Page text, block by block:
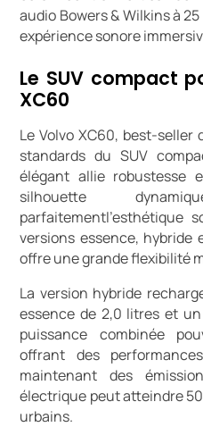
audio Bowers & Wilkins à
expérience sonore
Le SUV compact
XC60
Le Volvo XC60, best-
standards du SUV
élégant allie robustesse
silhouette
parfaitementl'esthétique
versions essence, hybride
offre une grande flexibilité
La version hybride
essence de 2,0 litres et
puissance combinée
offrant des
maintenant des
électrique peut atteindre
urbains.